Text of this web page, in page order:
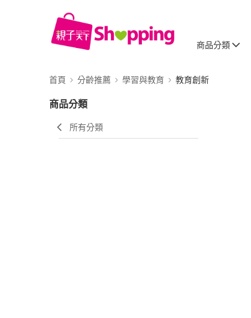
商品分類
首頁 分齡推薦 學習與教育 教育創新
商品分類
所有分類